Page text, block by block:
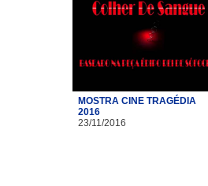
MOSTRA CINE TRAGÉDIA
2016
23/11/2016